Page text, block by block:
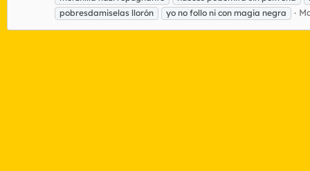
pobresdamiselas llorón
yo no follo ni con magia negra